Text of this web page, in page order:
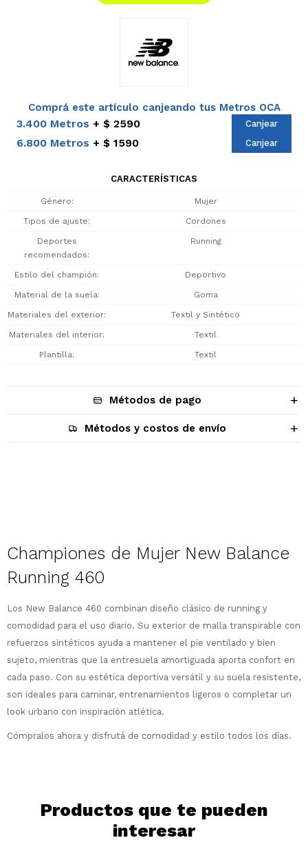
Comprá este artículo canjeando tus Metros OCA
3.400 Metros $ 2590 Canjear
6.800 Metros $ 1590 Canjear
CARACTERÍSTICAS
Género Mujer
Tipos de ajuste Cordones
Deportes
recomendados
Running
Estilo del champión Deportivo
Material de la suela Goma
Materiales del exterior Textil y Sintético
Materiales del interior Textil
Plantilla Textil
Métodos de pago
Métodos y costos de envío
Championes de Mujer New Balance
Running 460
Los New Balance 460 combinan diseño clásico de running y
comodidad para el uso diario. Su exterior de malla transpirable con
refuerzos sintéticos ayuda a mantener el pie ventilado y bien
sujeto, mientras que la entresuela amortiguada aporta confort en
cada paso. Con su estética deportiva versátil y su suela resistente,
son ideales para caminar, entrenamientos ligeros o completar un
look urbano con inspiración atlética.
Cómpralos ahora y disfrutá de comodidad y estilo todos los días.
Productos que te pueden
interesar
Comprá ahora y Pagá
Después, hasta en 12
cuotas y sin tocar tu
tarjeta de crédito
comprar!
Comprá en 3 cuotas sin recargo o hasta
en 12 cuotas * ¡Solo con tu cédula!
* sujeto aprobación crediticia.
Verifica si estás calificado para comprar
Después.
¡Tenés hasta
para comprar en las cuotas
que prefieras!
Elegí tus productos preferidos
Ups!
Parece que no tenes oferta, lamentamos
el inconveniente, por cualquier duda
contactanos en
preguntas@pagodespues.com.uy
¡Algo salió mal!
Por favor intenta nuevamente mas tarde.